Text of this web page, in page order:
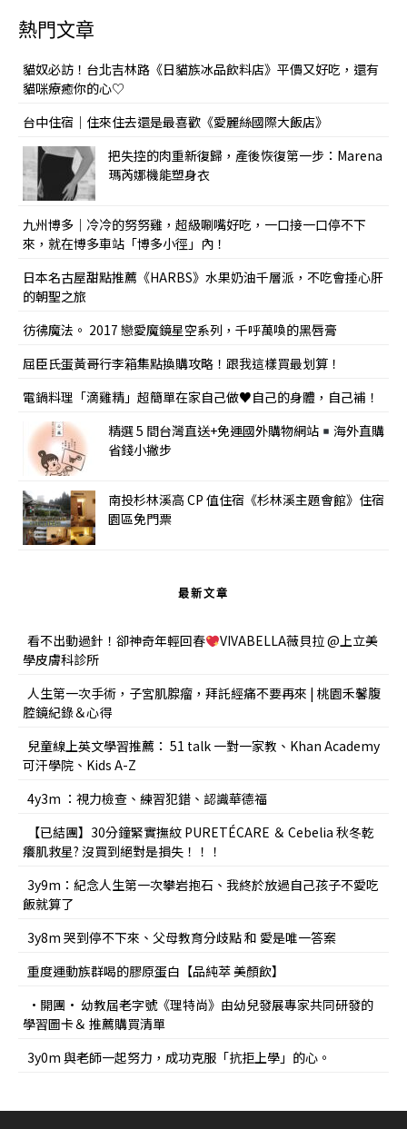
熱門文章
貓奴必訪！台北吉林路《日貓族冰品飲料店》平價又好吃，還有
貓咪療癒你的心♡
台中住宿｜住來住去還是最喜歡《愛麗絲國際大飯店》
把失控的肉重新復歸，產後恢復第一步：Marena
瑪芮娜機能塑身衣
九州博多｜冷冷的努努雞，超級唰嘴好吃，一口接一口停不下
來，就在博多車站「博多小徑」內！
日本名古屋甜點推薦《HARBS》水果奶油千層派，不吃會捶心肝
的朝聖之旅
彷彿魔法。 2017 戀愛魔鏡星空系列，千呼萬喚的黑唇膏
屈臣氏蛋黃哥行李箱集點換購攻略！跟我這樣買最划算！
電鍋料理「滴雞精」超簡單在家自己做♥自己的身體，自己補！
精選 5 間台灣直送+免運國外購物網站
海外直購
省錢小撇步
南投杉林溪高 CP 值住宿《杉林溪主題會館》住宿
園區免門票
最新文章
看不出動過針！卻神奇年輕回春
VIVABELLA薇貝拉 @上立美
學皮膚科診所
人生第一次手術，子宮肌腺瘤，拜託經痛不要再來 | 桃園禾馨腹
腔鏡紀錄＆心得
兒童線上英文學習推薦： 51 talk 一對一家教、Khan Academy
可汗學院、Kids A-Z
4y3m ：視力檢查、練習犯錯、認識華德福
【已結團】30分鐘緊實撫紋 PURETÉCARE ＆ Cebelia 秋冬乾
癢肌救星? 沒買到絕對是損失！！！
3y9m：紀念人生第一次攀岩抱石、我終於放過自己孩子不愛吃
飯就算了
3y8m 哭到停不下來、父母教育分歧點 和 愛是唯一答案
重度運動族群喝的膠原蛋白【品純萃 美顏飲】
•開團• 幼教屆老字號《理特尚》由幼兒發展專家共同研發的
學習圖卡＆ 推薦購買清單
3y0m 與老師一起努力，成功克服「抗拒上學」的心。